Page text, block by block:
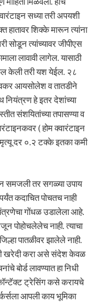
सध्या तरी अपयशी
शिक्के मारून त्यांना
सोडून त्यांच्यावर जीपीएस
लावावी लागेल. यासाठी
केली तरी यश येईल. २८
आयसोलेश व तातडीने
नियंत्रण हे इतर देशांच्या
संशयितांच्या तपासण्या व
( होम क्वारंटाइन
मृत्यू दर ०.२ टक्के इतका कमी
समजली तर सगळ्या उपाय
कदाचित पोचतच नाही
यंत्रणेचा गोंधळ उडालेला आहे.
पोहोचलेलेच नाही. त्याचा
पातळीवर झालेले नाही.
ती खरेदी करा असे संदेश केवळ
बोर्ड लावण्यात हा निधी
ट्रेसिंग कसे करायचे
आपली काय भूमिका